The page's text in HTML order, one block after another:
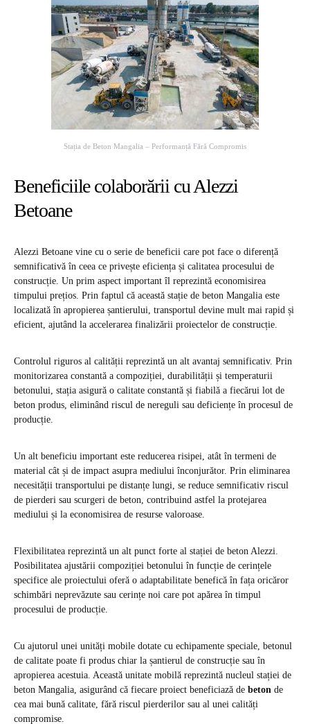
Stația de Beton Mangalia – Performanță Fără Compromis
Beneficiile colaborării cu Alezzi
Betoane
Alezzi Betoane vine cu o serie de beneficii care pot face o diferență
semnificativă în ceea ce privește eficiența și calitatea procesului de
construcție. Un prim aspect important îl reprezintă economisirea
timpului prețios. Prin faptul că această stație de beton Mangalia este
localizată în apropierea șantierului, transportul devine mult mai rapid și
eficient, ajutând la accelerarea finalizării proiectelor de construcție.
Controlul riguros al calității reprezintă un alt avantaj semnificativ. Prin
monitorizarea constantă a compoziției, durabilității și temperaturii
betonului, stația asigură o calitate constantă și fiabilă a fiecărui lot de
beton produs, eliminând riscul de nereguli sau deficiențe în procesul de
producție.
Un alt beneficiu important este reducerea risipei, atât în termeni de
material cât și de impact asupra mediului înconjurător. Prin eliminarea
necesității transportului pe distanțe lungi, se reduce semnificativ riscul
de pierderi sau scurgeri de beton, contribuind astfel la protejarea
mediului și la economisirea de resurse valoroase.
Flexibilitatea reprezintă un alt punct forte al stației de beton Alezzi.
Posibilitatea ajustării compoziției betonului în funcție de cerințele
specifice ale proiectului oferă o adaptabilitate benefică în fața oricăror
schimbări neprevăzute sau cerințe noi care pot apărea în timpul
procesului de producție.
Cu ajutorul unei unități mobile dotate cu echipamente speciale, betonul
de calitate poate fi produs chiar la șantierul de construcție sau în
apropierea acestuia. Această unitate mobilă reprezintă nucleul stației de
beton Mangalia, asigurând că fiecare proiect beneficiază de beton de
cea mai bună calitate, fără riscul pierderilor sau al unei calități
compromise.